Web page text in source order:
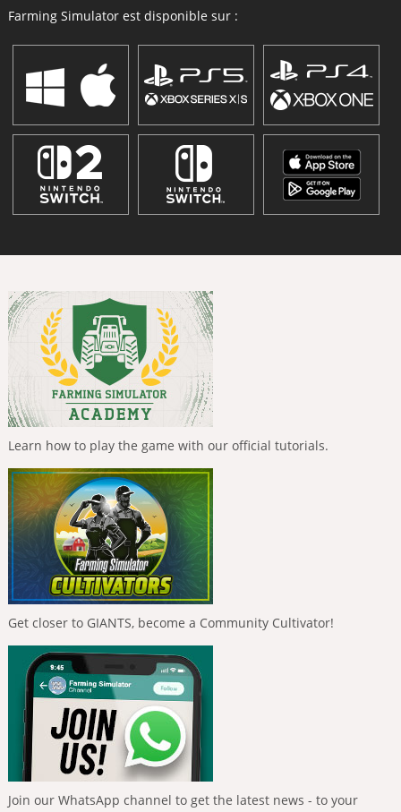
Farming Simulator est disponible sur :
Learn how to play the game with our official tutorials.
Get closer to GIANTS, become a Community Cultivator!
Join our WhatsApp channel to get the latest news - to your